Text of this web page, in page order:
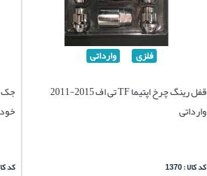
فلزی وارداتی
قفل رینگ چرخ اپتیما TF تی اف 2015-2011
وارداتی
کد کالا : 1370
جک
کد کالا